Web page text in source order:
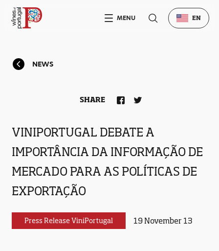
NEWS
VINIPORTUGAL DEBATE A
IMPORTÂNCIA DA INFORMAÇÃO DE
MERCADO PARA AS POLÍTICAS DE
EXPORTAÇÃO
Press Release ViniPortugal 19 November 13
SHARE
MENU EN